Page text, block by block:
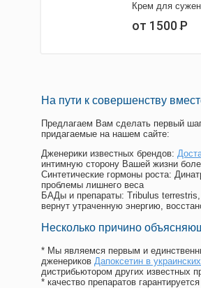
Крем для
от 1500Р
На пути к совершенству
Предлагаем Вам сделать первый
придагаемые на нашем сайте:
Дженерики известных брендов:
интимную сторону Вашей жизни
Синтетические гормоны роста:
проблемы лишнего веса
БАДы и препараты: Tribulus
вернут утраченную энергию,
Несколько причино
* Мы являемся первым и
дженериков Дапоксетин в
дистрибьютором других известных
* качество препаратов